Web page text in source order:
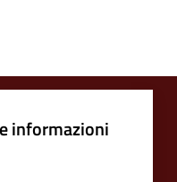
informazioni